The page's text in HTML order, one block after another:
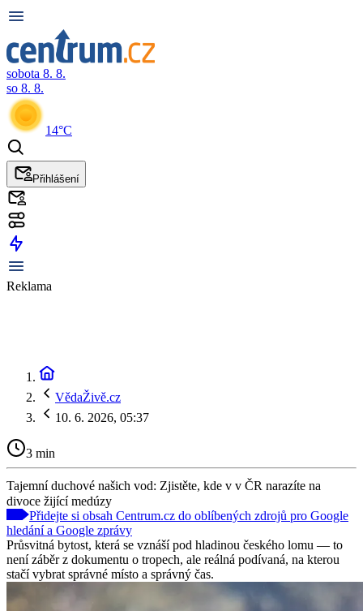
sobota 8. 8.
so 8. 8.
14°C
Přihlášení
Reklama
VědaŽivě.cz
10. 6. 2026, 05:37
3 min
Tajemní duchové našich vod: Zjistěte, kde v v ČR narazíte na
divoce žijící medúzy
Přidejte si obsah Centrum.cz do oblíbených zdrojů pro Google
hledání a Google zprávy
Průsvitná bytost, která se vznáší pod hladinou českého lomu — to
není záběr z dokumentu o tropech, ale reálná podívaná, na kterou
stačí vybrat správné místo a správný čas.